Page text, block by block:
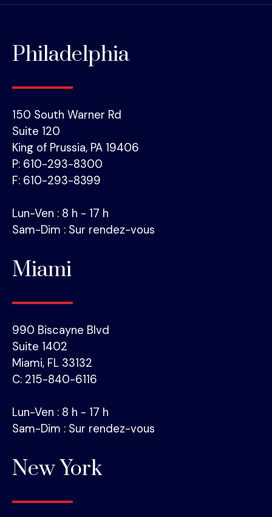
Philadelphia
150 South Warner Rd
Suite 120
King of Prussia, PA 19406
P: 610-293-8300
F: 610-293-8399
Lun-Ven : 8 h - 17 h
Sam-Dim : Sur rendez-vous
Miami
990 Biscayne Blvd
Suite 1402
Miami, FL 33132
C: 215-840-6116
Lun-Ven : 8 h - 17 h
Sam-Dim : Sur rendez-vous
New York